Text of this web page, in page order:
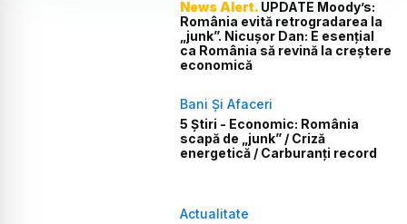
News Alert. UPDATE Moody’s:
România evită retrogradarea la
„junk”. Nicușor Dan: E esențial
ca România să revină la creștere
economică
Bani Și Afaceri
5 Știri - Economic: România
scapă de „junk” / Criză
energetică / Carburanți record
Actualitate